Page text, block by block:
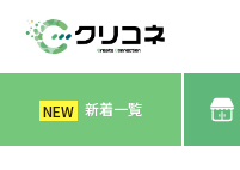
NEW 新着一覧